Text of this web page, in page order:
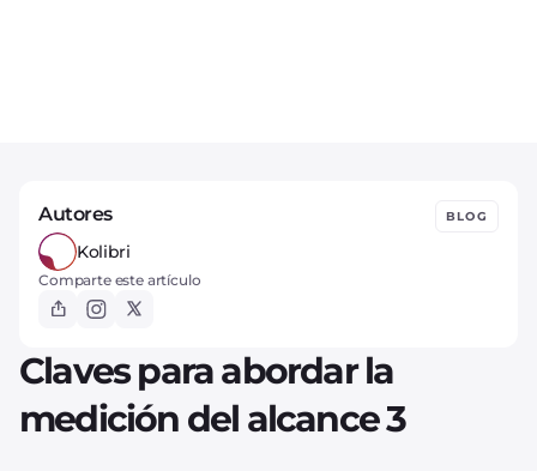
Autores BLOG
Kolibri
Comparte este artículo
Claves para abordar la
medición del alcance 3